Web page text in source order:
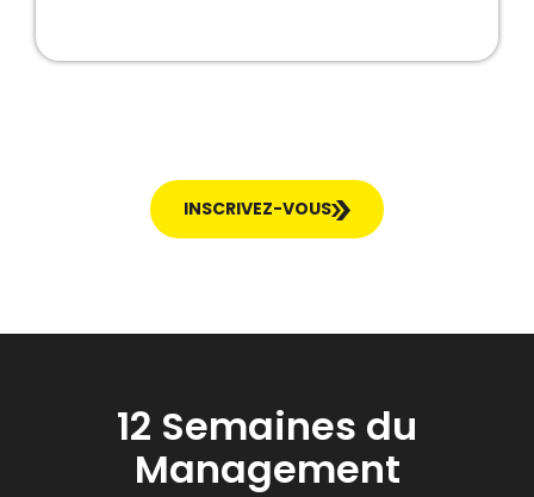
INSCRIVEZ-VOUS
12 Semaines du
Management